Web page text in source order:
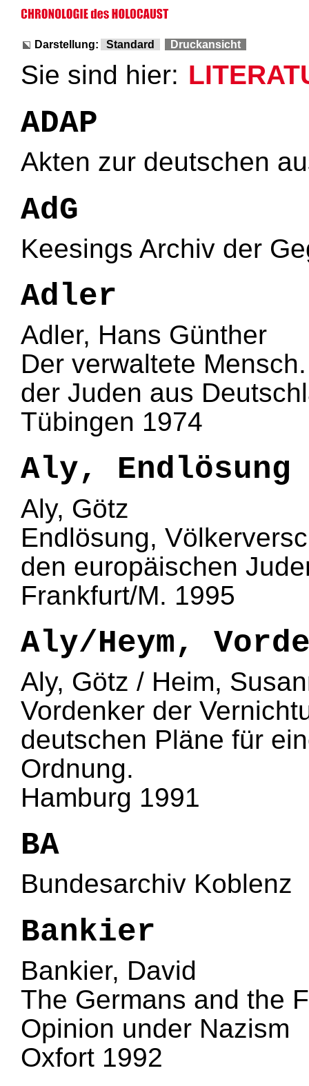
Darstellung: Standard Druckansicht
Sie sind hier:
ADAP
Akten zur deutschen
AdG
Keesings Archiv der
Adler
Adler, Hans Günther
Der verwaltete
der Juden aus
Tübingen 1974
Aly, Endlösung
Aly, Götz
Endlösung,
den europäischen
Frankfurt/M. 1995
Aly/Heym,
Aly, Götz / Heim,
Vordenker der
deutschen Pläne für
Ordnung.
Hamburg 1991
BA
Bundesarchiv Koblenz
Bankier
Bankier, David
The Germans and the
Opinion under Nazism
Oxfort 1992